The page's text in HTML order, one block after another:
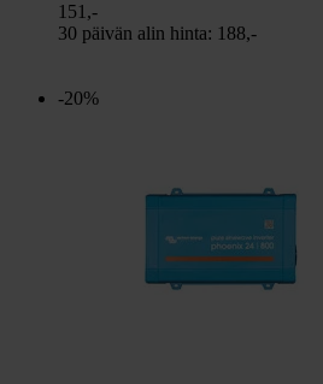
151,-
30 päivän alin hinta: 188,-
-20%